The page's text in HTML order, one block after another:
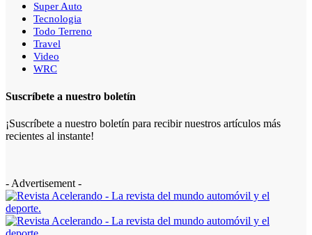
Super Auto
Tecnologia
Todo Terreno
Travel
Video
WRC
Suscríbete a nuestro boletín
¡Suscríbete a nuestro boletín para recibir nuestros artículos más
recientes al instante!
- Advertisement -